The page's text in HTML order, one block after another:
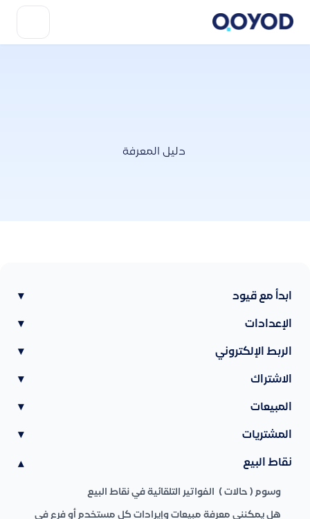
دليل المعرفة
ابدأ مع قيود ▾
الإعدادات ▾
الربط الإلكتروني ▾
الاشتراك ▾
المبيعات ▾
المشتريات ▾
نقاط البيع ▾
وسوم ( حالات ) الفواتير التلقائية في نقاط البيع
هل يمكنني معرفة مبيعات وإيرادات كل مستخدم أو فرع في